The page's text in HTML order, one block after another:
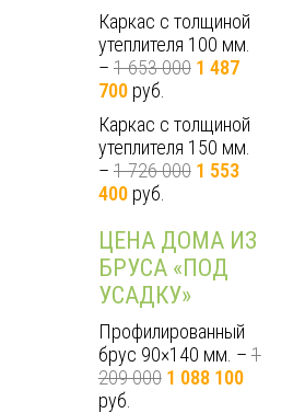
Каркас с толщиной
утеплителя 100 мм.
–1 653 000 1 487
700руб.
Каркас с толщиной
утеплителя 150 мм.
–1 726 000 1 553
400руб.
ЦЕНА ДОМА ИЗ
БРУСА «ПОД
УСАДКУ»
Профилированный
брус 90×140 мм. –1
209 000 1 088 100
руб.